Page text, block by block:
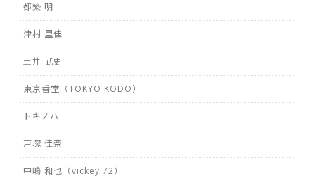
都築 明
津村 里佳
土井 武史
東京香堂（TOKYO KODO）
トキノハ
戸塚 佳奈
中嶋 和也（vickey'72）